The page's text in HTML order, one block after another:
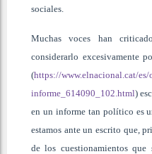
sociales.
Muchas voces han
considerarlo excesivamente
(https://www.elnacional.cat/
informe_614090_102.html)
en un informe tan político es
estamos ante un escrito que,
de los cuestionamientos